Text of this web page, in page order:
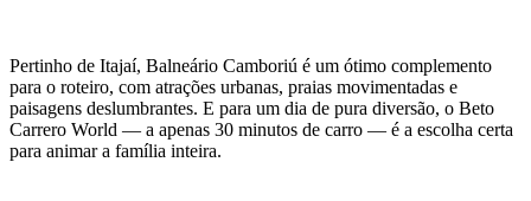
Pertinho de Itajaí, Balneário Camboriú é um ótimo complemento
para o roteiro, com atrações urbanas, praias movimentadas e
paisagens deslumbrantes. E para um dia de pura diversão, o Beto
Carrero World — a apenas 30 minutos de carro — é a escolha certa
para animar a família inteira.